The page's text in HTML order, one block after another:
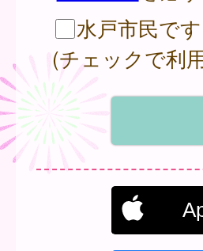
水戸市民です
(チェックで利